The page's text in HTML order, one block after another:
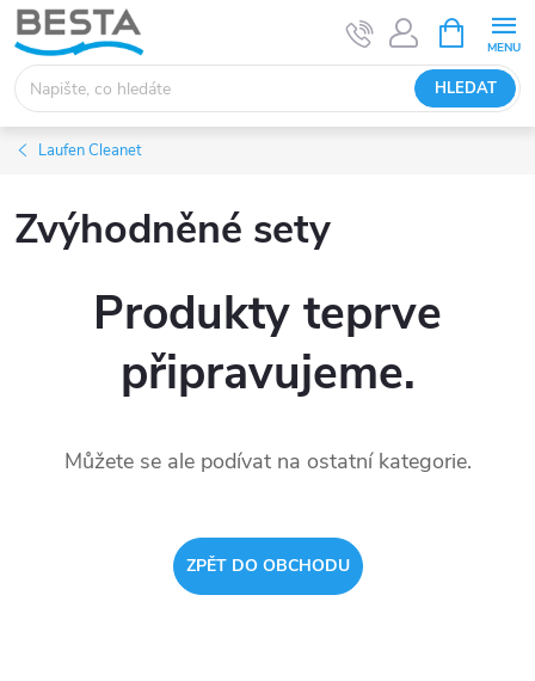
Přejít
na
obsah
HLEDAT
NÁKUPNÍ
KOŠÍK
Laufen Cleanet
Zvýhodněné sety
Produkty teprve
připravujeme.
Můžete se ale podívat na ostatní kategorie.
ZPĚT DO OBCHODU